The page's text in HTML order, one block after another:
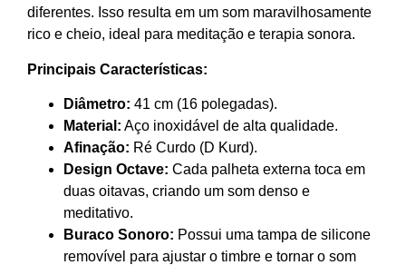
diferentes. Isso resulta em um som maravilhosamente
rico e cheio, ideal para meditação e terapia sonora.
Principais Características:
Diâmetro: 41 cm (16 polegadas).
Material: Aço inoxidável de alta qualidade.
Afinação: Ré Curdo (D Kurd).
Design Octave: Cada palheta externa toca em
duas oitavas, criando um som denso e
meditativo.
Buraco Sonoro: Possui uma tampa de silicone
removível para ajustar o timbre e tornar o som